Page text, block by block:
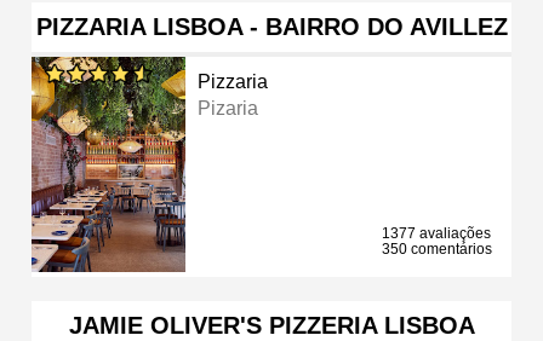
PIZZARIA LISBOA - BAIRRO DO AVILLEZ
Pizzaria
Pizaria
1377 avaliações
350 comentários
JAMIE OLIVER'S PIZZERIA LISBOA